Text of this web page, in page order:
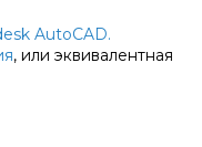
сетей.
и навыками,
нашим
AutoCAD.
, или эквивалентная